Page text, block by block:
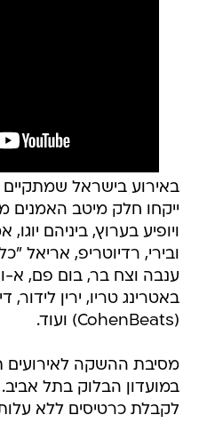
באירוע בישראל שמתקיים
ייקחו חלק מיטב האמנים
ויופיע בערוץ, ביניהם
ובירי, רדיוטריפ, אריאל
ענבה וצח בר, בום פם, א-
באטרינג טריו, ירין לידור,
(CohenBeats) ועוד.
במועדון הבלוק בתל
לקבלת כרטיסים ללא